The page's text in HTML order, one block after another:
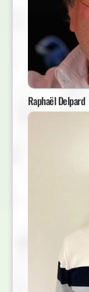
Raphaël Delpard